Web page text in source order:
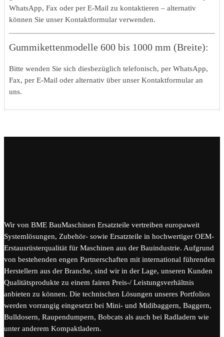
WhatsApp, Fax oder per E-Mail zu kontaktieren – alternativ
können Sie unser Kontaktformular verwenden.
Gummikettenmodelle 600 bis 1000 mm (Breite):
Bitte wenden Sie sich diesbezüglich telefonisch, per WhatsApp,
Fax, per E-Mail oder alternativ über unser Kontaktformular an
uns.
Wir von BME BauMaschinen Ersatzteile vertreiben europaweit
Systemlösungen, Zubehör- sowie Ersatzteile in hochwertiger OEM-
Erstausrüsterqualität für Maschinen aus der Bauindustrie. Aufgrund
von bestehenden engen Partnerschaften mit international führenden
Herstellern aus der Branche, sind wir in der Lage, unseren Kunden
Qualitätsprodukte zu einem fairen Preis-/ Leistungsverhältnis
anbieten zu können. Die technischen Lösungen unseres Portfolios
werden vorrangig eingesetzt bei Mini- und Midibaggern, Baggern,
Bulldosern, Raupendumpern, Bobcats als auch bei Radladern wie
unter anderem Kompaktladern.